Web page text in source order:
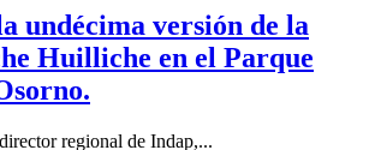
undécima versión de la
Huilliche en el Parque
regional de Indap,...